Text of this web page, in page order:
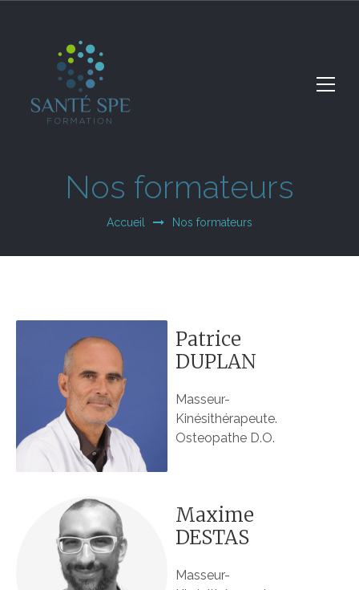
Nos formateurs
Accueil Nos formateurs
Patrice
DUPLAN
Masseur-
Kinésithérapeute.
Osteopathe D.O.
Maxime
DESTAS
Masseur-